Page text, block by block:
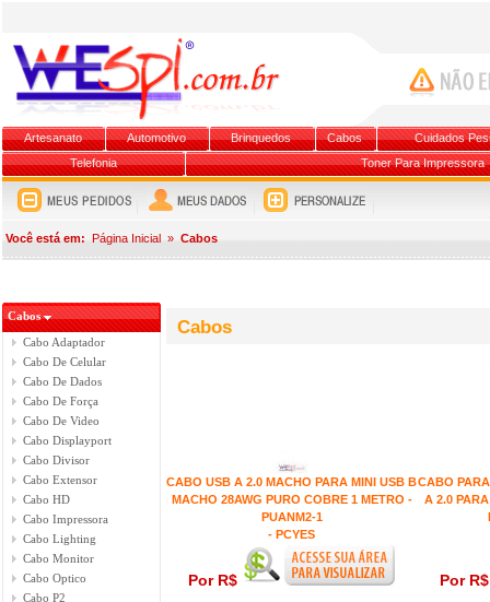
Artesanato Automotivo Brinquedos Cabos
Cuidados
Telefonia
Toner Para Impressora
Você está em: Página Inicial » Cabos
Cabos
Cabo Adaptador
Cabo De Celular
Cabo De Dados
Cabo De Força
Cabo De Video
Cabo Displayport
Cabo Divisor
Cabo Extensor
Cabo HD
Cabo Impressora
Cabo Lighting
Cabo Monitor
Cabo Optico
Cabo P2
Cabos
CABO USB A 2.0 MACHO PARA MINI USB B
MACHO 28AWG PURO COBRE 1 METRO -
PUANM2-1
- PCYES
Por R$
CABO
A 2.0
Por